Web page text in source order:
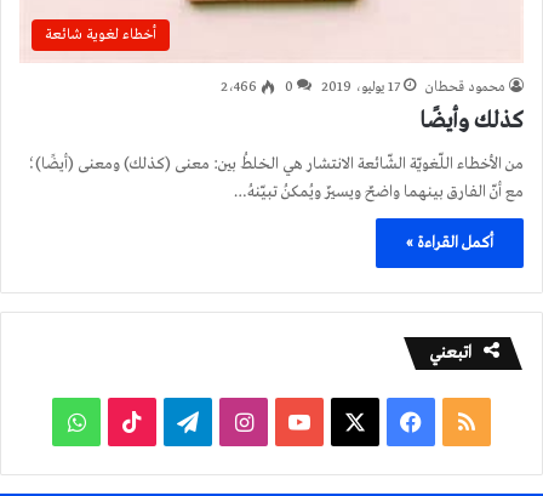
أخطاء لغوية شائعة
محمود قحطان 17 يوليو، 2019 0 2٬466
كذلك وأيضًا
من الأخطاء اللّغويّة الشّائعة الانتشار هي الخلطُ بين: معنى (كذلك) ومعنى (أيضًا)؛
مع أنّ الفارق بينهما واضحٌ ويسيرٌ ويُمكنُ تبيّنهُ…
أكمل القراءة »
اتبعني
ملخص
الموقع
فيسبوك ‫YouTubeانستقرامتيلقرام ‫TikTokواتساب